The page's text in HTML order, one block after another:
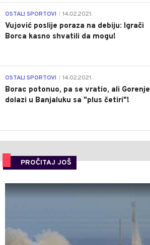
OSTALI SPORTOVI 14.02.2021.
Vujović poslije poraza na debiju: Igrači
Borca kasno shvatili da mogu!
OSTALI SPORTOVI 14.02.2021.
Borac potonuo, pa se vratio, ali Gorenje
dolazi u Banjaluku sa "plus četiri"!
PROČITAJ JOŠ